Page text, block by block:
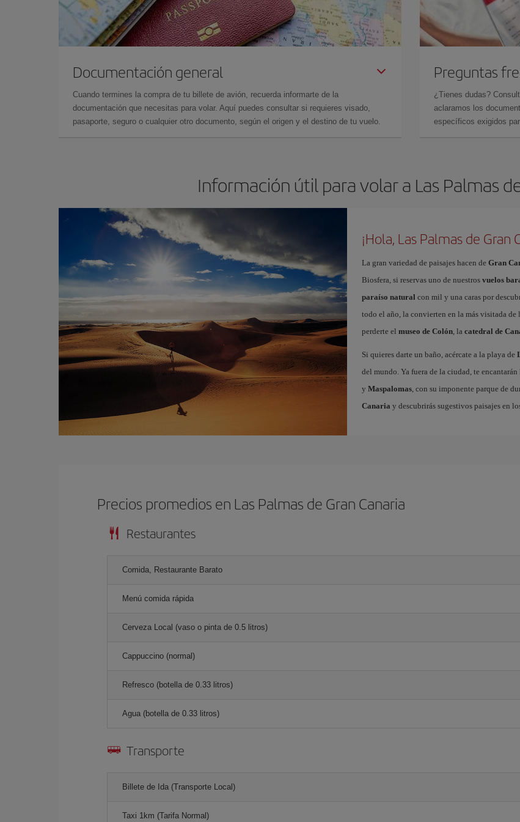
Documentación general
Cuando termines la compra de tu billete de avión, recuerda informarte de la
documentación que necesitas para volar. Aquí puedes consultar si requieres visado,
pasaporte, seguro o cualquier otro documento, según el origen y el destino de tu vuelo.
Preguntas
¿Tienes dudas?
aclaramos los
específicos exigidos
Información útil para volar a Las Palmas
¡Hola, Las Palmas de Gran
La gran variedad de paisajes hacen de Gran
Biosfera, si reservas uno de nuestros vuelos
paraíso natural con mil y una caras por
todo el año, la convierten en la más visitada
perderte el museo de Colón, la catedral de
Si quieres darte un baño, acércate a la playa de
del mundo. Ya fuera de la ciudad, te encantarán
y Maspalomas, con su imponente parque de
Canaria y descubrirás sugestivos paisajes en
Precios promedios en Las Palmas de Gran Canaria
Restaurantes
Comida, Restaurante Barato
Menú comida rápida
Cerveza Local (vaso o pinta de 0.5 litros)
Cappuccino (normal)
Refresco (botella de 0.33 litros)
Agua (botella de 0.33 litros)
Transporte
Billete de Ida (Transporte Local)
Taxi 1km (Tarifa Normal)